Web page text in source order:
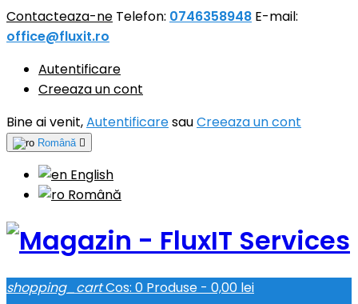
Contacteaza-ne Telefon: 0746358948 E-mail:
office@fluxit.ro
Autentificare
Creeaza un cont
Bine ai venit,AutentificaresauCreeaza un cont
Română 
English
Română
shopping_cartCos: 0 Produse - 0,00 lei